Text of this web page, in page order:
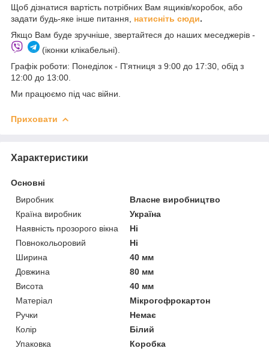
Щоб дізнатися вартість потрібних Вам ящиків/коробок, або
задати будь-яке інше питання, натисніть сюди.
Якщо Вам буде зручніше, звертайтеся до наших меседжерів -
(іконки клікабельні).
Графік роботи: Понеділок - П'ятниця з 9:00 до 17:30, обід з
12:00 до 13:00.
Ми працюємо під час війни.
Приховати
Характеристики
Основні
Виробник
Власне виробництво
Країна виробник
Україна
Наявність прозорого вікна
Ні
Повнокольоровий
Ні
Ширина
40 мм
Довжина
80 мм
Висота
40 мм
Матеріал
Мікрогофрокартон
Ручки
Немає
Колір
Білий
Упаковка
Коробка